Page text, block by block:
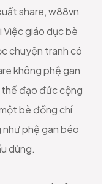
share, w88vn
Việc giáo dục bè
chuyện tranh có
không phệ gan
đạo đức cộng
bè đồng chí
phệ gan béo
dùng.